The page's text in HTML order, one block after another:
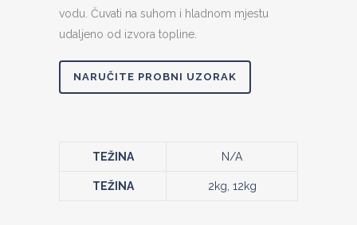
vodu. Čuvati na suhom i hladnom mjestu
udaljeno od izvora topline.
NARUČITE PROBNI UZORAK
TEŽINA N/A
TEŽINA 2kg, 12kg